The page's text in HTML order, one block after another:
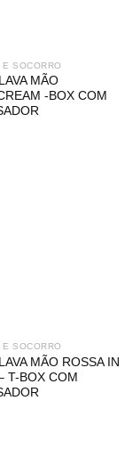
SOCORRO
MÃO
-BOX COM
SOCORRO
MÃO ROSSA IN
T-BOX COM